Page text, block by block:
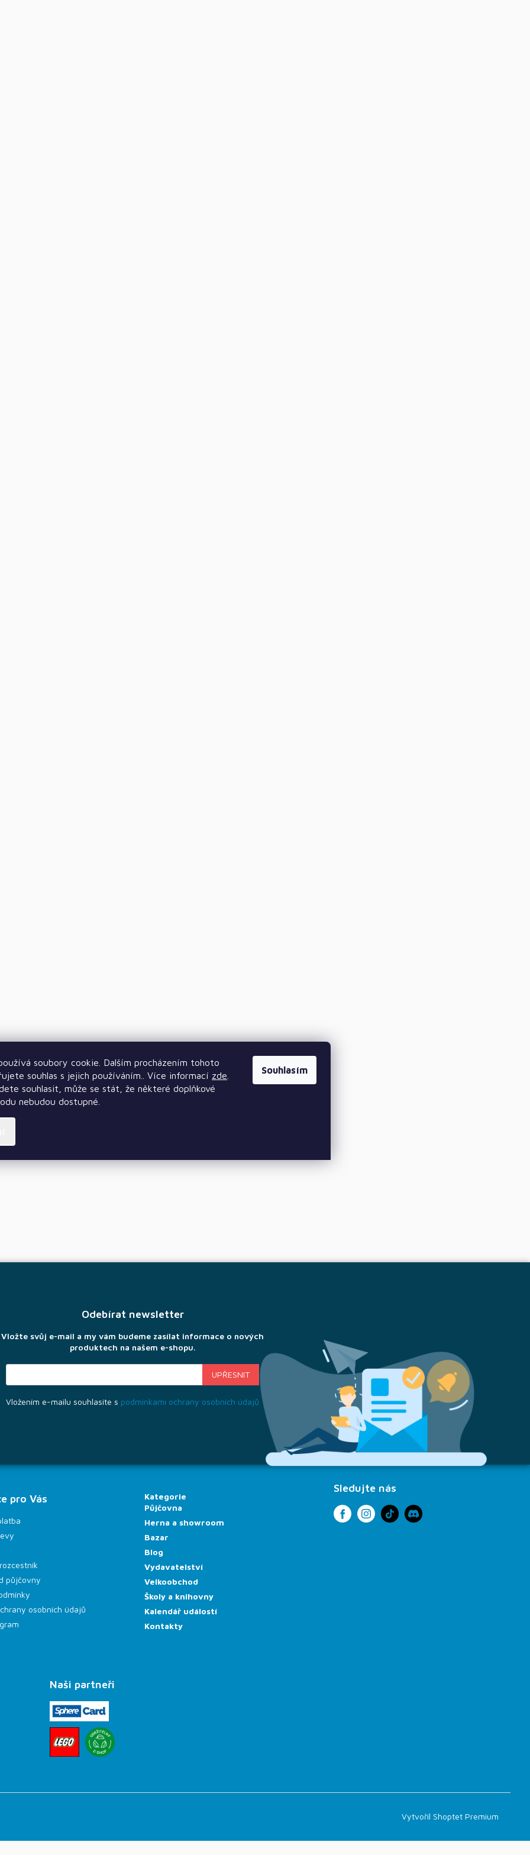
soubory cookie. Dalším procházením tohoto
souhlas s jejich používáním.. Více informací zde
souhlasit, může se stát, že některé doplňkové
nebudou dostupné.
Souhlasím
Odebírat newsletter
Vložte svůj e-mail a my vám budeme zasílat informace o nových
produktech na našem e-shopu.
Vložením e-mailu souhlasíte s podmínkami ochrany osobních údajů
pro Vás
půjčovny
osobních údajů
Kategorie
Půjčovna
Herna a showroom
Bazar
Blog
Vydavatelství
Velkoobchod
Školy a knihovny
Kalendář událostí
Kontakty
Sledujte nás
Naši partneři
Vytvořil Shoptet Premium